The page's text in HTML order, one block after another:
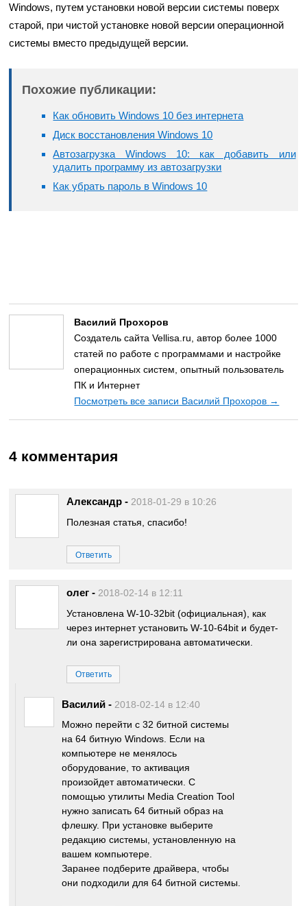
Windows, путем установки новой версии системы поверх
старой, при чистой установке новой версии операционной
системы вместо предыдущей версии.
Похожие публикации:
Как обновить Windows 10 без интернета
Диск восстановления Windows 10
Автозагрузка Windows 10: как добавить или
удалить программу из автозагрузки
Как убрать пароль в Windows 10
Василий Прохоров
Создатель сайта Vellisa.ru, автор более 1000
статей по работе с программами и настройке
операционных систем, опытный пользователь
ПК и Интернет
Посмотреть все записи Василий Прохоров →
4 комментария
Александр - 2018-01-29 в 10:26
Полезная статья, спасибо!
Ответить
олег - 2018-02-14 в 12:11
Установлена W-10-32bit (официальная), как
через интернет установить W-10-64bit и будет-
ли она зарегистрирована автоматически.
Ответить
Василий - 2018-02-14 в 12:40
Можно перейти с 32 битной системы
на 64 битную Windows. Если на
компьютере не менялось
оборудование, то активация
произойдет автоматически. С
помощью утилиты Media Creation Tool
нужно записать 64 битный образ на
флешку. При установке выберите
редакцию системы, установленную на
вашем компьютере.
Заранее подберите драйвера, чтобы
они подходили для 64 битной системы.